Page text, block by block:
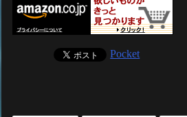
Pocket